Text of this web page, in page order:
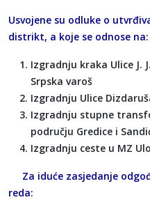
Usvojene su odluke o
distrikt, a koje se odnose na:
Izgradnju kraka Ulice J.
Srpska varoš
Izgradnju Ulice
Izgradnju stupne
području Gredice i
Izgradnju ceste u MZ
Za iduće zasjedanje
reda: